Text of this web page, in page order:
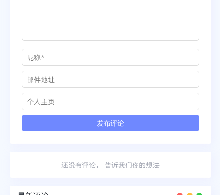
还没有评论， 告诉我们你的想法